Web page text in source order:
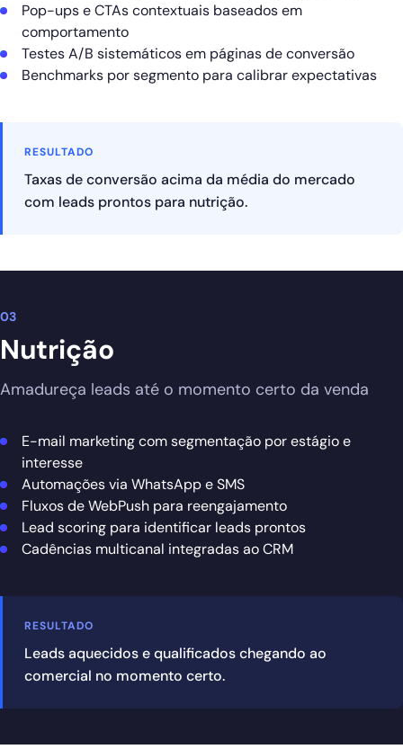
Pop-ups e CTAs contextuais baseados em
comportamento
Testes A/B sistemáticos em páginas de conversão
Benchmarks por segmento para calibrar expectativas
RESULTADO
Taxas de conversão acima da média do mercado
com leads prontos para nutrição.
03
Nutrição
Amadureça leads até o momento certo da venda
E-mail marketing com segmentação por estágio e
interesse
Automações via WhatsApp e SMS
Fluxos de WebPush para reengajamento
Lead scoring para identificar leads prontos
Cadências multicanal integradas ao CRM
RESULTADO
Leads aquecidos e qualificados chegando ao
comercial no momento certo.